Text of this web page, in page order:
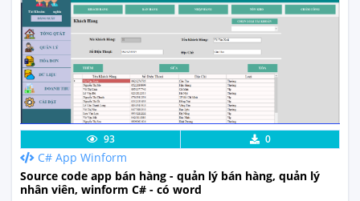
Chi Tiết Xem Thực Tế
93 0
C# App Winform
Source code app bán hàng - quản lý bán hàng, quản lý
nhân viên, winform C# - có word